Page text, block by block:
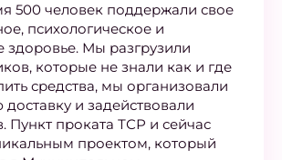
500 человек поддержали свое
психологическое и
здоровье. Мы разгрузили
которые не знали как и где
средства, мы организовали
доставку и задействовали
Пункт проката ТСР и сейчас
проектом, который